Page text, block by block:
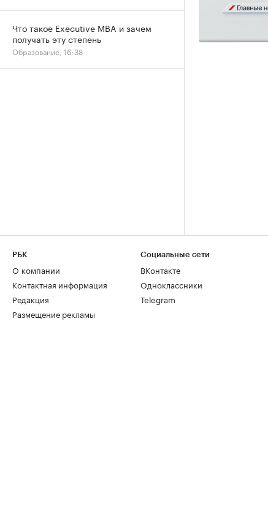
Что такое Executive MBA и зачем
получать эту степень
Образование, 16:38
РБК
О компании
Контактная информация
Редакция
Размещение рекламы
Социальные сети
ВКонтакте
Одноклассники
Telegram